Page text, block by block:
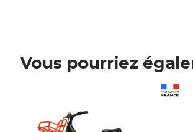
Vous pourriez